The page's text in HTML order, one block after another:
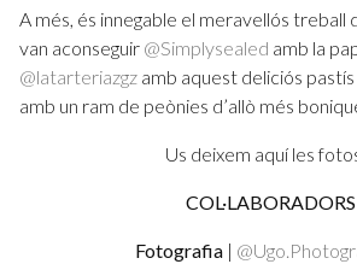
A més, és innegable el meravellós treball
van aconseguir @Simplysealed amb la
@latarteriazgz amb aquest deliciós pastís
amb un ram de peònies d’allò més
Us deixem aquí les
COL·LABORADORS
Fotografia|